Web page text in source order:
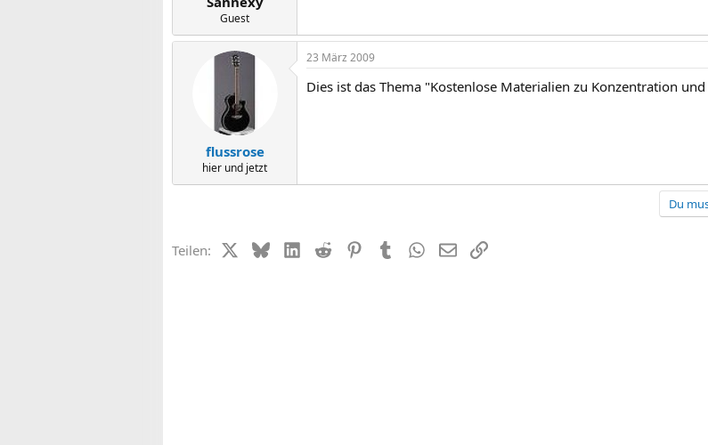
Guest
flussrose
hier und jetzt
23 März 2009
Dies ist das Thema "Kostenlose Materialien zu Konzentration
Du
Teilen: X (Twitter)
BlueskyLinkedIn
Reddit PinterestTumblrWhatsApp
E-MailLink